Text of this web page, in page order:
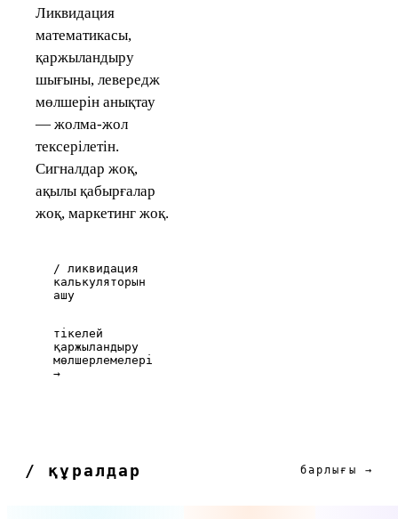
Ликвидация
математикасы,
қаржыландыру
шығыны, левередж
мөлшерін анықтау
— жолма-жол
тексерілетін.
Сигналдар жоқ,
ақылы қабырғалар
жоқ, маркетинг жоқ.
/ ликвидация
калькуляторын
ашу
тікелей
қаржыландыру
мөлшерлемелері
→
/ құралдар барлығы →